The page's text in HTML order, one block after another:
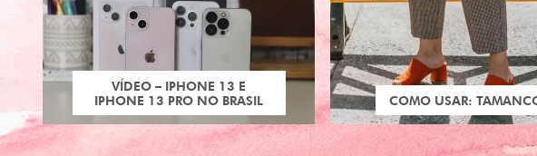
VÍDEO – IPHONE 13 E
IPHONE 13 PRO NO BRASIL
COMO USAR: